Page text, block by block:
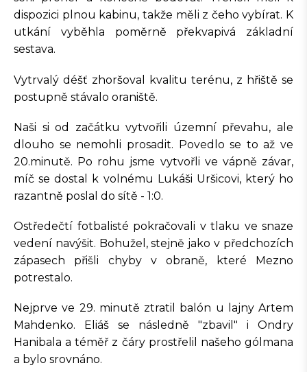
dispozici plnou kabinu, takže měli z čeho vybírat. K
utkání vyběhla poměrně překvapivá základní
sestava.
Vytrvalý déšť zhoršoval kvalitu terénu, z hřiště se
postupně stávalo oraniště.
Naši si od začátku vytvořili územní převahu, ale
dlouho se nemohli prosadit. Povedlo se to až ve
20.minutě. Po rohu jsme vytvořli ve vápně závar,
míč se dostal k volnému Lukáši Uršicovi, který ho
razantně poslal do sítě - 1:0.
Ostředečtí fotbalisté pokračovali v tlaku ve snaze
vedení navýšit. Bohužel, stejně jako v předchozích
zápasech přišli chyby v obraně, které Mezno
potrestalo.
Nejprve ve 29. minutě ztratil balón u lajny Artem
Mahdenko. Eliáš se následně "zbavil" i Ondry
Hanibala a téměř z čáry prostřelil našeho gólmana
a bylo srovnáno.